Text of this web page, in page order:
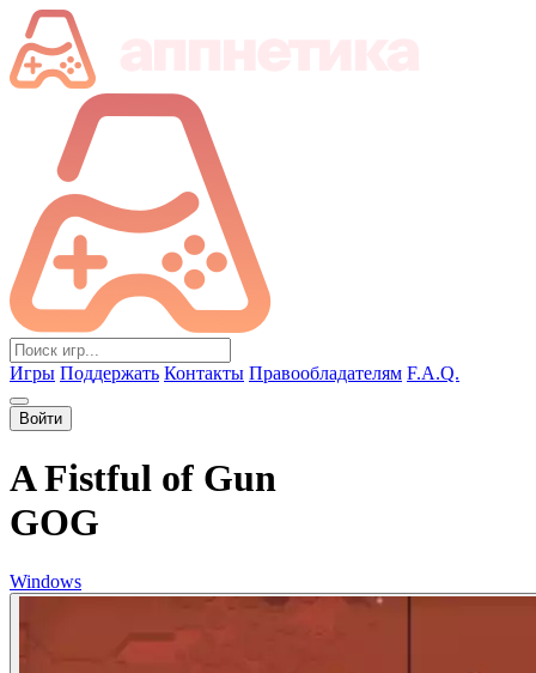
Игры Поддержать Контакты Правообладателям F.A.Q.
Войти
A Fistful of Gun
GOG
Windows